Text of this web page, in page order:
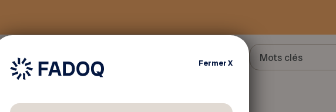
Électronique - Télécommunication FermerX